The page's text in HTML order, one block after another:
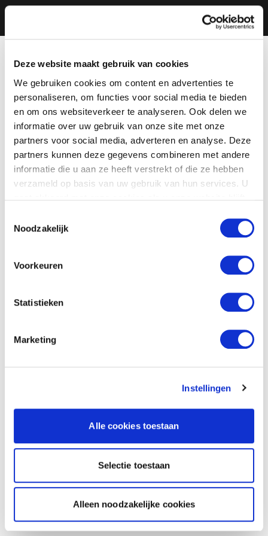
Deze website maakt gebruik van cookies
We gebruiken cookies om content en advertenties te
personaliseren, om functies voor social media te bieden
en om ons websiteverkeer te analyseren. Ook delen we
informatie over uw gebruik van onze site met onze
partners voor social media, adverteren en analyse. Deze
partners kunnen deze gegevens combineren met andere
informatie die u aan ze heeft verstrekt of die ze hebben
verzameld op basis van uw gebruik van hun services. U
Noodzakelijk
Voorkeuren
Statistieken
Marketing
Instellingen
Alle cookies toestaan
Selectie toestaan
Alleen noodzakelijke cookies